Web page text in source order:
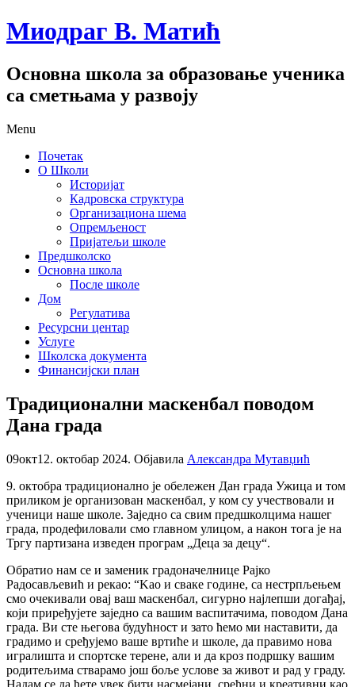
Миодраг В. Матић
Основна школа за образовање ученика
са сметњама у развоју
Menu
Почетак
О Школи
Историјат
Кадровска структура
Организациона шема
Опремљеност
Пријатељи школе
Предшколско
Основна школа
После школе
Дом
Регулатива
Ресурсни центар
Услуге
Школска документа
Финансијски план
Традиционални маскенбал поводом
Дана града
09окт12. октобар 2024. Објавила Александра Мутавџић
9. октобра традиционално је обележен Дан града Ужица и том
приликом је организован маскенбал, у ком су учествовали и
ученици наше школе. Заједно са свим предшколцима нашег
града, продефиловали смо главном улицом, а након тога је на
Тргу партизана изведен програм „Деца за децу“.
Обратио нам се и заменик градоначелнице Рајко
Радосављевић и рекао: “Kао и сваке године, са нестрпљењем
смо очекивали овај ваш маскенбал, сигурно најлепши догађај,
који приређујете заједно са вашим васпитачима, поводом Дана
града. Ви сте његова будућност и зато ћемо ми наставити, да
градимо и сређујемо ваше вртиће и школе, да правимо нова
игралишта и спортске терене, али и да кроз подршку вашим
родитељима стварамо још боље услове за живот и рад у граду.
Надам се да ћете увек бити насмејани, срећни и креативни као